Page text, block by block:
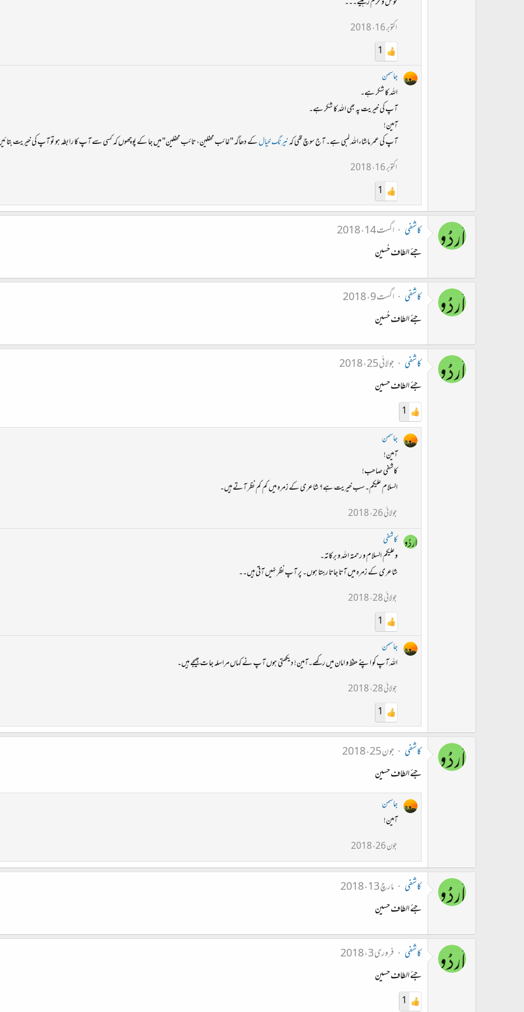
اکتوبر 16، 2018
1
جاسمن
اللہ کا شکر ہے۔
آپ کی خیریت پہ بھی اللہ کا شکر ہے۔
آمین!
آپ کی عمر ماشاءاللہ لمبی ہے۔ آج سوچ تھی کہنیرنگ خیالکے دھاگہ "غائب محفلین، تائب محفلین" میں جا کے پوچھوں کہ کسی سے آپ کا رابطہ ہو تو آپ کی خیریت
اکتوبر 16، 2018
1
کاشفی
اگست 14، 2018
جئے الطاف حُسین
کاشفی
اگست 9، 2018
جئے الطاف حُسین
کاشفی
جولائی 25، 2018
جئے الطاف حسین
1
جاسمن
آمین!
کاشفی صاحب!
السلام علیکم۔سب خیریت ہے؟ شاعری کے زمرہ میں کم کم نظر آتے ہیں۔
جولائی 26، 2018
کاشفی
وعلیکم السلام و رحمتہ اللہ و برکاتہ۔
شاعری کے زمرہ میں آتا جاتا رہتا ہوں۔ پر آپ نظر نہیں آتی ہیں۔۔
جولائی 28، 2018
1
جاسمن
اللہ آپ کو اپنے حفظ و امان میں رکھے۔آمین! دیکھتی ہوں آپ نے کہاں مراسلہ جات بھیجے ہیں۔
جولائی 28، 2018
1
کاشفی
جون 25، 2018
جئے الطاف حسین
جاسمن
آمین!
جون 26، 2018
کاشفی
مارچ 13، 2018
جئے الطاف حسین
کاشفی
فروری 3، 2018
جئے الطاف حسین
1